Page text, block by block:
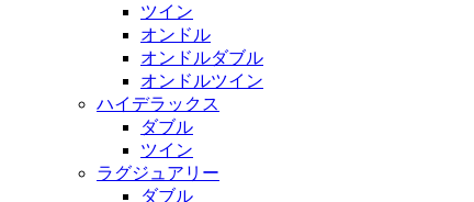
ツイン
オンドル
オンドルダブル
オンドルツイン
ハイデラックス
ダブル
ツイン
ラグジュアリー
ダブル